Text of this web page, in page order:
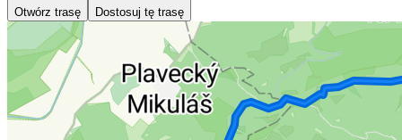
Otwórz trasę Dostosuj tę trasę